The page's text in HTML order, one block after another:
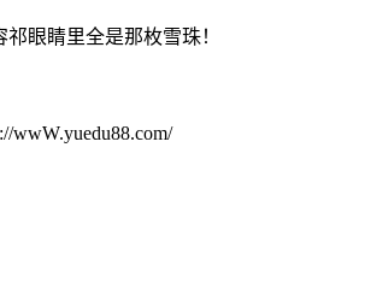
眼睛里全是那枚雪珠！
wwW.yuedu88.com/